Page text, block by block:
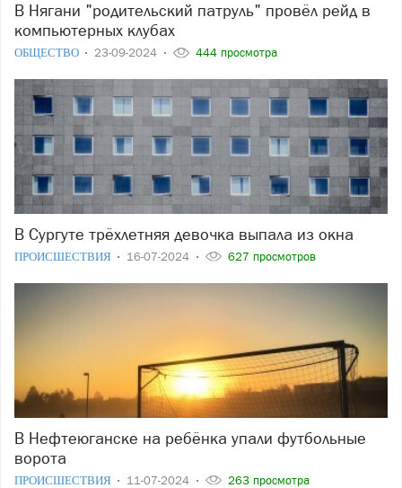
В Нягани "родительский патруль" провёл рейд в
компьютерных клубах
ОБЩЕСТВО 23-09-2024 444 просмотра
В Сургуте трёхлетняя девочка выпала из окна
ПРОИСШЕСТВИЯ 16-07-2024 627 просмотров
В Нефтеюганске на ребёнка упали футбольные
ворота
ПРОИСШЕСТВИЯ 11-07-2024 263 просмотра